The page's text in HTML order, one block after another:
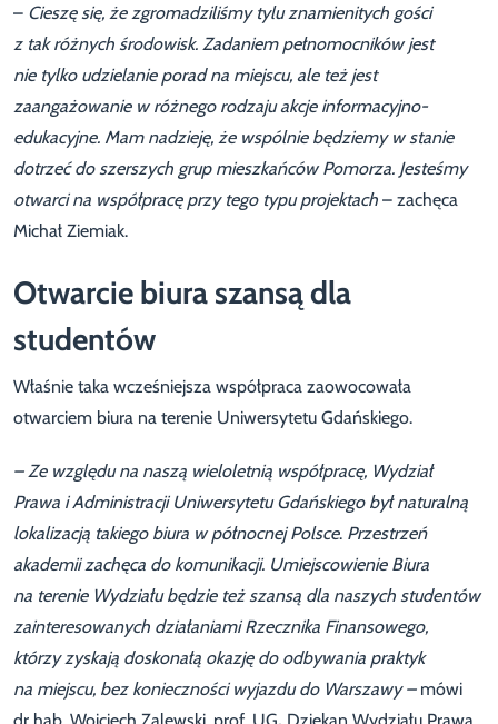
– Cieszę się, że zgromadziliśmy tylu znamienitych gości
z tak różnych środowisk. Zadaniem pełnomocników jest
nie tylko udzielanie porad na miejscu, ale też jest
zaangażowanie w różnego rodzaju akcje informacyjno-
edukacyjne. Mam nadzieję, że wspólnie będziemy w stanie
dotrzeć do szerszych grup mieszkańców Pomorza. Jesteśmy
otwarci na współpracę przy tego typu projektach – zachęca
Michał Ziemiak.
Otwarcie biura szansą dla
studentów
Właśnie taka wcześniejsza współpraca zaowocowała
otwarciem biura na terenie Uniwersytetu Gdańskiego.
– Ze względu na naszą wieloletnią współpracę, Wydział
Prawa i Administracji Uniwersytetu Gdańskiego byłnaturalną
lokalizacją takiego biura w północnej Polsce. Przestrzeń
akademii zachęca do komunikacji. Umiejscowienie Biura
na terenie Wydziału będzie też szansą dla naszych studentów
zainteresowanych działaniami Rzecznika Finansowego,
którzy zyskają doskonałą okazję do odbywania praktyk
na miejscu, bez konieczności wyjazdu do Warszawy – mówi